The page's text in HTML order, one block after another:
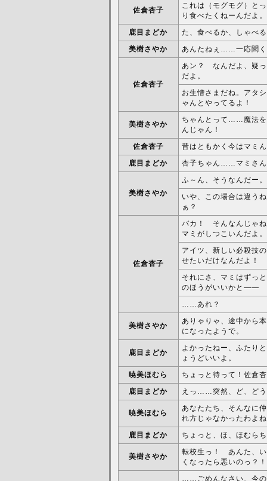
佐倉杏子
これは（モグモグ）と
り食べたくねーんだよ。
鹿目まどか
た、食べるか、しゃべ
美樹さやか
あんたねぇ……一応聞く
佐倉杏子
あン？ なんだよ、疑っ
だよ。
お生憎さまだね。アタ
ゃんとやってるよ！
美樹さやか
ちゃんとって……魔法を
んじゃん！
佐倉杏子
昔はともかく今はマミ
鹿目まどか
杏子ちゃん……マミさん
美樹さやか
ふ～ん、そうなんだー
いや、この場合は違う
ぁ？
佐倉杏子
バカ！ そんなんじゃ
マミがしつこいんだよ。
アイツ、新しい必殺技
せたいだけなんだよ！
それにさ、マミはずっ
のほうがいいかと――
……あれ？
美樹さやか
ありゃりゃ、途中から
になったようで。
鹿目まどか
よかったねー、ふたり
ょうどいいよ。
暁美ほむら
ちょっと待って！佐倉
鹿目まどか
えっ……突然、ど、どう
暁美ほむら
あなたたち、そんなに
れ方じゃなかったわよ
鹿目まどか
ちょっと、ほ、ほむら
美樹さやか
転校生っ！ あんた、
くなったら悪いのっ？！
……ごめんなさい、今の